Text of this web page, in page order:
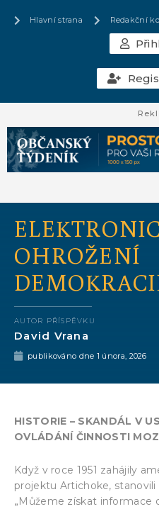
Hlavní strana Redakční
OHROŽENÍ
AUTOR PŘÍSPĚVKU
David Vrana
publikováno dne 1 února, 2026
HISTORIE – SKANDÁL V
OVLÁDÁNÍ ČINNOSTI
Když v roce 1951 zahájily
projektu Artichoke,
„Můžeme získat informace